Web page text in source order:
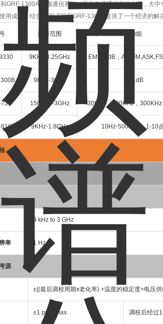
GRF-1300A 射频通信系统，适合电子通信类的大学，大
用成本，结合GSP-730和GRF-1300A提供了一个经济的解
频率范围 功能
9KHz-3.25GHz EMI,P1dB，
9KHz-3GHz P1dB
730 150KHz-3GHz 30KHz，100KHz，
818 9KHz-1.8GHz 10Hz-500KHz，1-10
9 kHz to 3 GHz
率 1 Hz
源
±[(最后调校周期x老化率) +温度的稳定度+电压
±1 ppm max. 调校后经过